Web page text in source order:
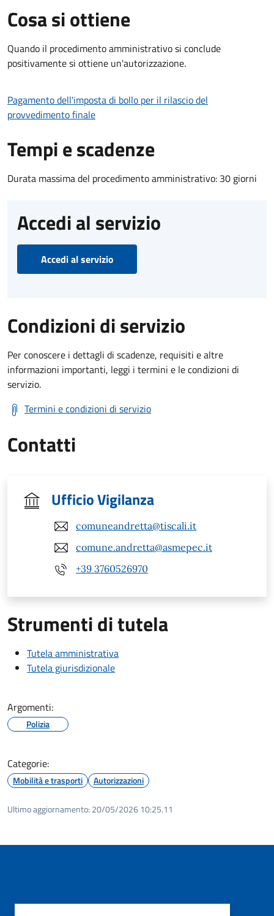
Cosa si ottiene
Quando il procedimento amministrativo si conclude
positivamente si ottiene un'autorizzazione.
Pagamento dell'imposta di bollo per il rilascio del
provvedimento finale
Tempi e scadenze
Durata massima del procedimento amministrativo: 30 giorni
Accedi al servizio
Accedi al servizio
Condizioni di servizio
Per conoscere i dettagli di scadenze, requisiti e altre
informazioni importanti, leggi i termini e le condizioni di
servizio.
Termini e condizioni di servizio
Contatti
Ufficio Vigilanza
comuneandretta@tiscali.it
comune.andretta@asmepec.it
+39 3760526970
Strumenti di tutela
Tutela amministrativa
Tutela giurisdizionale
Argomenti:
Polizia
Categorie:
Mobilità e trasporti Autorizzazioni
Ultimo aggiornamento: 20/05/2026 10:25.11